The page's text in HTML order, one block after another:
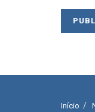
Início